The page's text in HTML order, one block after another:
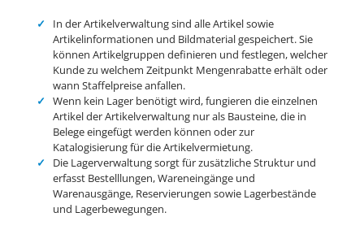
In der Artikelverwaltung sind alle Artikel sowie
Artikelinformationen und Bildmaterial gespeichert. Sie
können Artikelgruppen definieren und festlegen, welcher
Kunde zu welchem Zeitpunkt Mengenrabatte erhält oder
wann Staffelpreise anfallen.
Wenn kein Lager benötigt wird, fungieren die einzelnen
Artikel der Artikelverwaltung nur als Bausteine, die in
Belege eingefügt werden können oder zur
Katalogisierung für die Artikelvermietung.
Die Lagerverwaltung sorgt für zusätzliche Struktur und
erfasst Bestelllungen, Wareneingänge und
Warenausgänge, Reservierungen sowie Lagerbestände
und Lagerbewegungen.